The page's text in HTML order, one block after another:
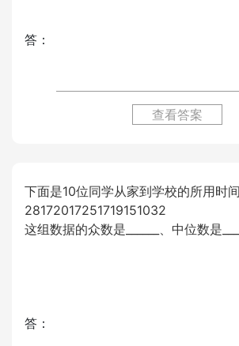
答：
查看答案
下面是10位同学从家到学校的所用时
28172017251719151032
这组数据的众数是______、中位数是
答：